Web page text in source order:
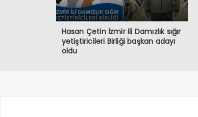
Hasan Çetin İzmir ili Damızlık sığır
yetiştiricileri Birliği başkan adayı
oldu